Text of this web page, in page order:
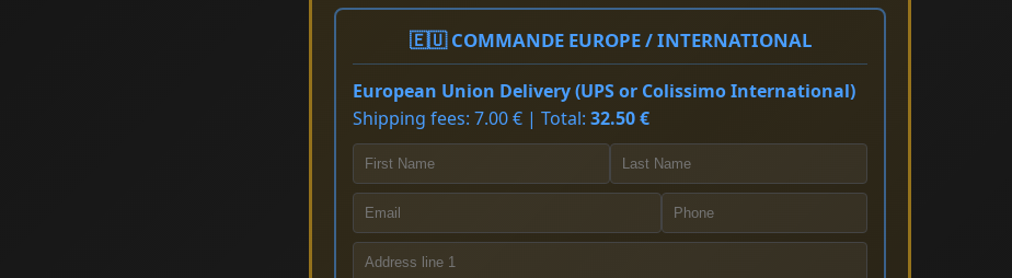
🇪🇺 COMMANDE EUROPE / INTERNATIONAL
European Union Delivery (UPS or Colissimo International)
Shipping fees: 7.00 € | Total: 32.50 €